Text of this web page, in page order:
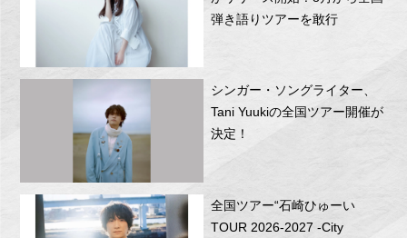
弾き語りツアーを敢行
シンガー・ソングライター、
Tani Yuukiの全国ツアー開催が
決定！
全国ツアー“石崎ひゅーい
TOUR 2026-2027 -City